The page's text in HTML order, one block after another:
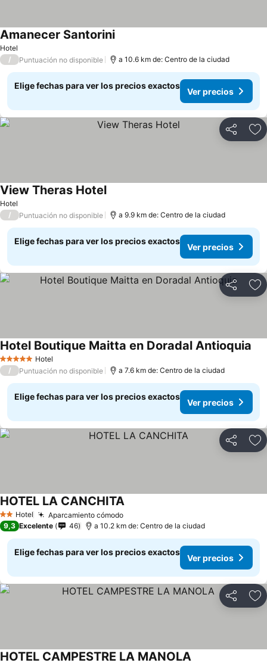
Hotel
Amanecer Santorini
/ Puntuación no disponible a 10.6 km de: Centro de la ciudad
Elige fechas para ver los precios exactos
Ver precios
Compartir
Hotel
View Theras Hotel
/ Puntuación no disponible a 9.9 km de: Centro de la ciudad
Elige fechas para ver los precios exactos
Ver precios
Compartir
5 Estrellas Hotel
Hotel Boutique Maitta en Doradal Antioquia
/ Puntuación no disponible a 7.6 km de: Centro de la ciudad
Elige fechas para ver los precios exactos
Ver precios
Compartir
2 Estrellas
Hotel Aparcamiento cómodo
HOTEL LA CANCHITA
9,3 Excelente 46 a 10.2 km de: Centro de la ciudad
Elige fechas para ver los precios exactos
Ver precios
Compartir
HOTEL CAMPESTRE LA MANOLA